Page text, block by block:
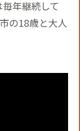
年継続して
の18歳と大人